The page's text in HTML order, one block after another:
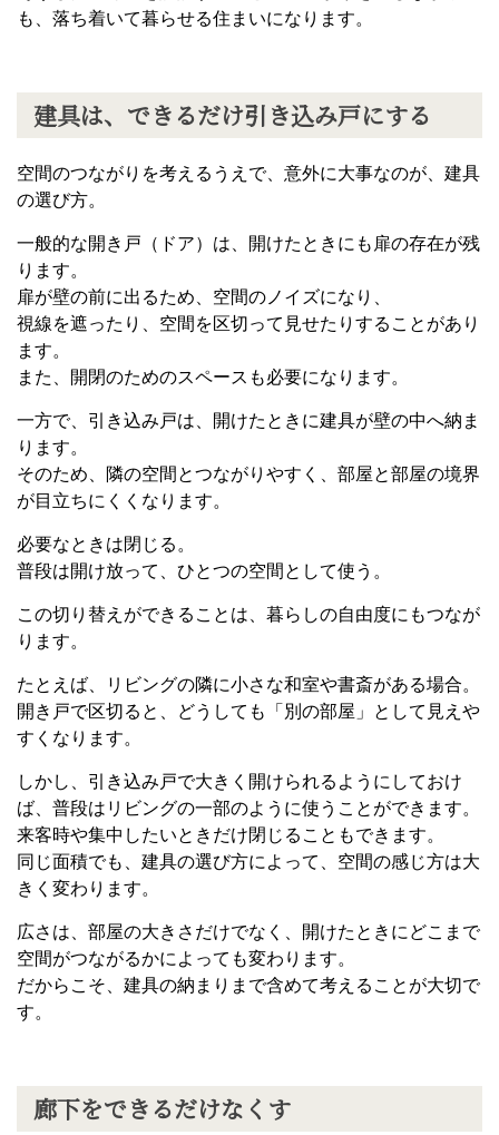
も、落ち着いて暮らせる住まいになります。
建具は、できるだけ引き込み戸にする
空間のつながりを考えるうえで、意外に大事なのが、建具
の選び方。
一般的な開き戸（ドア）は、開けたときにも扉の存在が残
ります。
扉が壁の前に出るため、空間のノイズになり、
視線を遮ったり、空間を区切って見せたりすることがあり
ます。
また、開閉のためのスペースも必要になります。
一方で、引き込み戸は、開けたときに建具が壁の中へ納ま
ります。
そのため、隣の空間とつながりやすく、部屋と部屋の境界
が目立ちにくくなります。
必要なときは閉じる。
普段は開け放って、ひとつの空間として使う。
この切り替えができることは、暮らしの自由度にもつなが
ります。
たとえば、リビングの隣に小さな和室や書斎がある場合。
開き戸で区切ると、どうしても「別の部屋」として見えや
すくなります。
しかし、引き込み戸で大きく開けられるようにしておけ
ば、普段はリビングの一部のように使うことができます。
来客時や集中したいときだけ閉じることもできます。
同じ面積でも、建具の選び方によって、空間の感じ方は大
きく変わります。
広さは、部屋の大きさだけでなく、開けたときにどこまで
空間がつながるかによっても変わります。
だからこそ、建具の納まりまで含めて考えることが大切で
す。
廊下をできるだけなくす